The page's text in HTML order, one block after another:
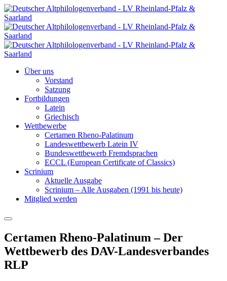
Über uns
Vorstand
Satzung
Fortbildungen
Latein
Griechisch
Wettbewerbe
Certamen Rheno-Palatinum
Landeswettbewerb Latein IV
Bundeswettbewerb Fremdsprachen
ECCL (European Certificate of Classics)
Scrinium
Aktuelle Ausgabe
Scrinium – Alle Ausgaben (1991 bis heute)
Mitglied werden
Certamen Rheno-Palatinum – Der
Wettbewerb des DAV-Landesverbandes
RLP